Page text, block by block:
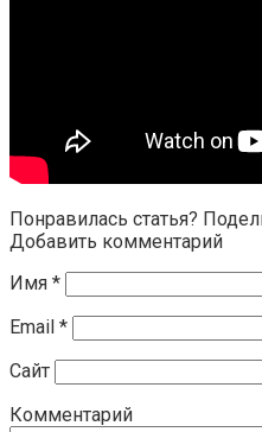
Понравилась статья?
Добавить комментарий
Имя *
Email *
Сайт
Комментарий